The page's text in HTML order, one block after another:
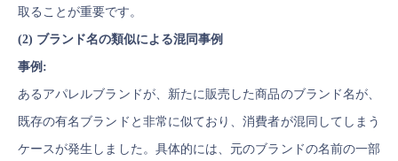
取ることが重要です。
(2) ブランド名の類似による混同事例
事例:
あるアパレルブランドが、新たに販売した商品のブランド名が、
既存の有名ブランドと非常に似ており、消費者が混同してしまう
ケースが発生しました。具体的には、元のブランドの名前の一部